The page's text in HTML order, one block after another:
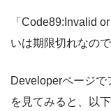
「Code89:Invalid
いは期限切れなの
Developerページで
を見てみると、以